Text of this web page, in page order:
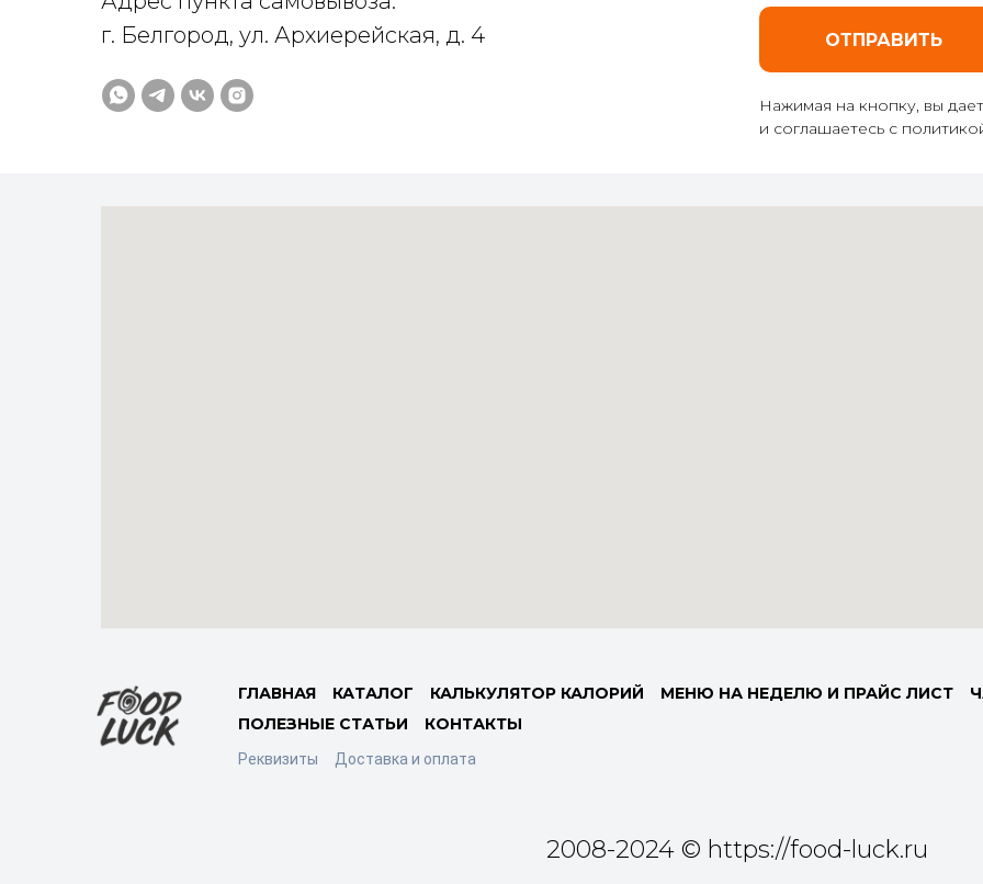
г. Белгород, ул. Архиерейская, д. 4
ОТПРАВИТЬ
Нажимая на кнопку, вы
и соглашаетесь c
ГЛАВНАЯ КАТАЛОГ КАЛЬКУЛЯТОР КАЛОРИЙ МЕНЮ НА НЕДЕЛЮ И ПРАЙС ЛИСТ
ПОЛЕЗНЫЕ СТАТЬИ
КОНТАКТЫ
Реквизиты Доставка и оплата
2008-2024 © https://food-luck.ru